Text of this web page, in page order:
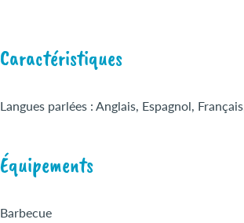
Caractéristiques
Langues parlées : Anglais, Espagnol,
Équipements
Barbecue